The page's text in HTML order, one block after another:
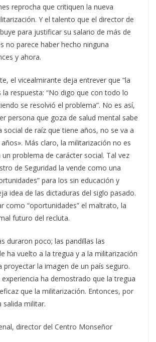
reprocha que critiquen la nueva
Y el talento que el director de
para justificar su salario de más de
no parece haber hecho ninguna
y ahora.
el vicealmirante deja entrever que “la
la respuesta: “No digo que con todo lo
se resolvió el problema”. No es así,
persona que goza de salud mental sabe
social de raíz que tiene años, no se va a
Más claro, la militarización no es
problema de carácter social. Tal vez
de Seguridad la vende como una
para los sin educación y
idea de las dictaduras del siglo pasado.
como “oportunidades” el maltrato, la
futuro del recluta.
duraron poco; las pandillas las
ha vuelto a la tregua y a la militarización
proyectar la imagen de un país seguro.
ha demostrado que la tregua
que la militarización. Entonces, por
salida militar.
director del Centro Monseñor